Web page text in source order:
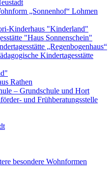
„Sonnenhof“ Lohmen
Kinderhaus "Kinderland"
"Haus Sonnenschein"
„Regenbogenhaus“
Kindertagesstätte
Rathen
– Grundschule und Hort
und Frühberatungsstelle
besondere Wohnformen